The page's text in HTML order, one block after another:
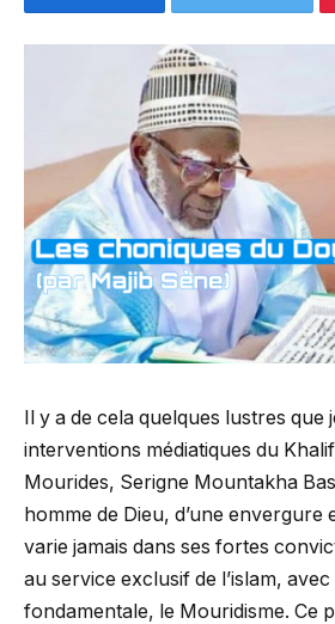
Il y a de cela quelques lustres que
interventions médiatiques du
Mourides, Serigne Mountakha
homme de Dieu, d’une envergure
varie jamais dans ses fortes
au service exclusif de l’islam,
fondamentale, le Mouridisme. Ce